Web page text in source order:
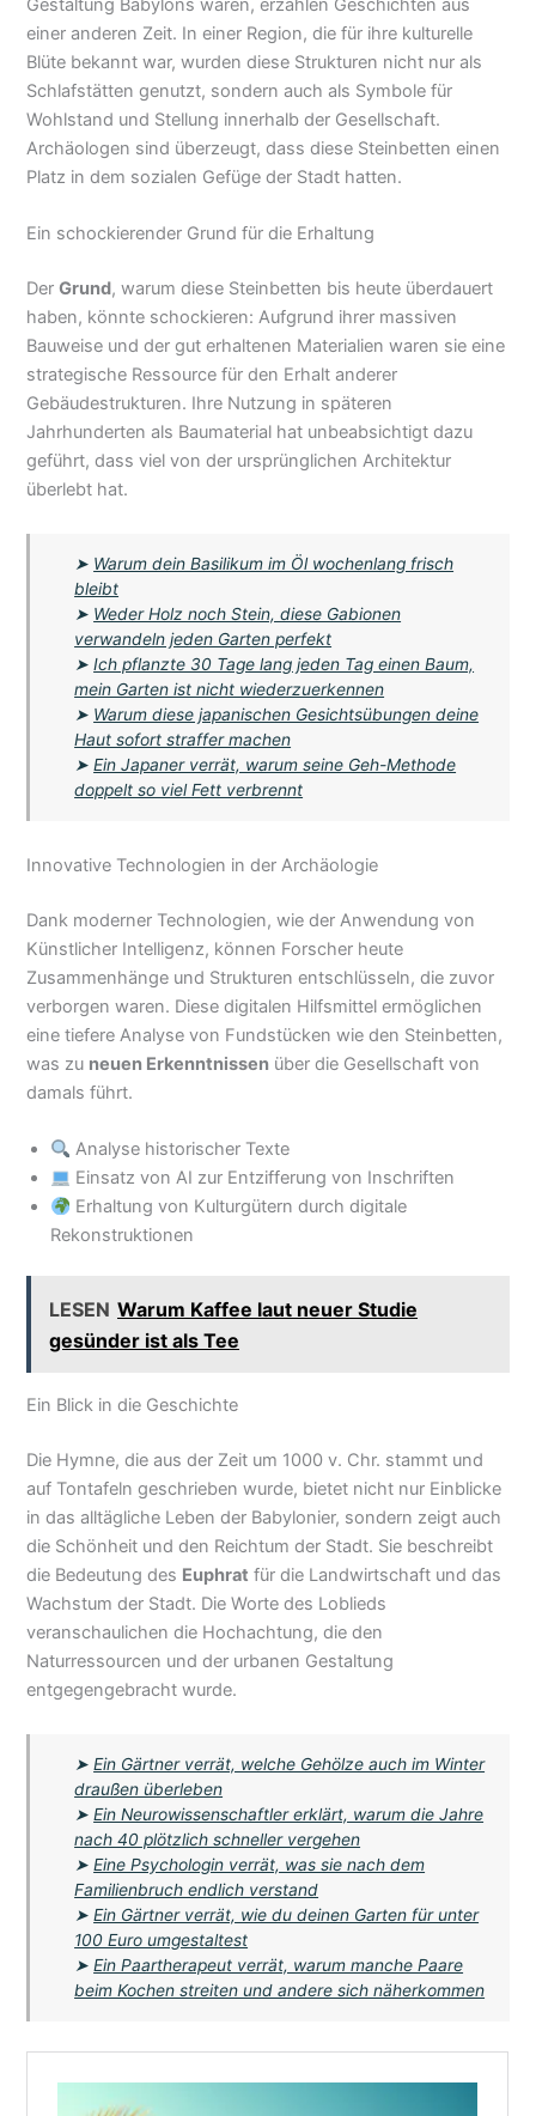
einer anderen Zeit. In einer Region, die für ihre kulturelle
Blüte bekannt war, wurden diese Strukturen nicht nur als
Schlafstätten genutzt, sondern auch als Symbole für
Wohlstand und Stellung innerhalb der Gesellschaft.
Archäologen sind überzeugt, dass diese Steinbetten einen
Platz in dem sozialen Gefüge der Stadt hatten.
Ein schockierender Grund für die Erhaltung
DerGrund, warum diese Steinbetten bis heute überdauert
haben, könnte schockieren: Aufgrund ihrer massiven
Bauweise und der gut erhaltenen Materialien waren sie eine
strategische Ressource für den Erhalt anderer
Gebäudestrukturen. Ihre Nutzung in späteren
Jahrhunderten als Baumaterial hat unbeabsichtigt dazu
geführt, dass viel von der ursprünglichen Architektur
überlebt hat.
➤ Warum dein Basilikum im Öl wochenlang frisch
bleibt
➤ Weder Holz noch Stein, diese Gabionen
verwandeln jeden Garten perfekt
➤Ich pflanzte 30 Tage lang jeden Tag einen Baum,
mein Garten ist nicht wiederzuerkennen
➤ Warum diese japanischen Gesichtsübungen deine
Haut sofort straffer machen
➤Ein Japaner verrät, warum seine Geh-Methode
doppelt so viel Fett verbrennt
Innovative Technologien in der Archäologie
Dank moderner Technologien, wie der Anwendung von
Künstlicher Intelligenz, können Forscher heute
Zusammenhänge und Strukturen entschlüsseln, die zuvor
verborgen waren. Diese digitalen Hilfsmittel ermöglichen
eine tiefere Analyse von Fundstücken wie den Steinbetten,
was zu neuen Erkenntnissen über die Gesellschaft von
damals führt.
Analyse historischer Texte
Einsatz von AI zur Entzifferung von Inschriften
Erhaltung von Kulturgütern durch digitale
Rekonstruktionen
LESEN Warum Kaffee laut neuer Studie
gesünder ist als Tee
Ein Blick in die Geschichte
Die Hymne, die aus der Zeit um 1000 v. Chr. stammt und
auf Tontafeln geschrieben wurde, bietet nicht nur Einblicke
in das alltägliche Leben der Babylonier, sondern zeigt auch
die Schönheit und den Reichtum der Stadt. Sie beschreibt
die Bedeutung des Euphrat für die Landwirtschaft und das
Wachstum der Stadt. Die Worte des Loblieds
veranschaulichen die Hochachtung, die den
Naturressourcen und der urbanen Gestaltung
entgegengebracht wurde.
➤Ein Gärtner verrät, welche Gehölze auch im Winter
draußen überleben
➤Ein Neurowissenschaftler erklärt, warum die Jahre
nach 40 plötzlich schneller vergehen
➤Eine Psychologin verrät, was sie nach dem
Familienbruch endlich verstand
➤Ein Gärtner verrät, wie du deinen Garten für unter
100 Euro umgestaltest
➤Ein Paartherapeut verrät, warum manche Paare
beim Kochen streiten und andere sich näherkommen